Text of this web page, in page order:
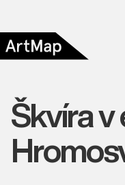
Škvíra v